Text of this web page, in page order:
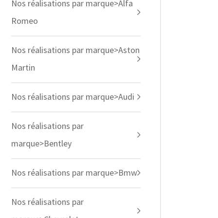
Nos réalisations par marque>Alfa
Romeo
Nos réalisations par marque>Aston
Martin
Nos réalisations par marque>Audi
Nos réalisations par
marque>Bentley
Nos réalisations par marque>Bmw
Nos réalisations par